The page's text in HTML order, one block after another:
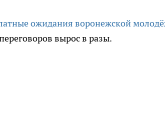
ожидания воронежской
вырос в разы.